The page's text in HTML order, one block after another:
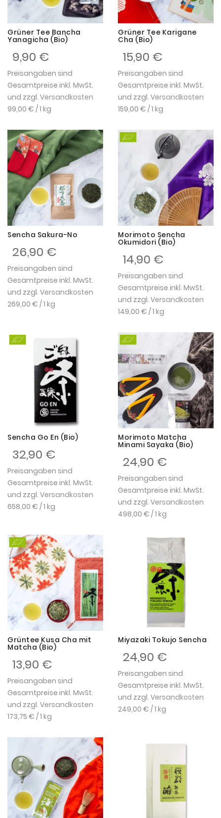
Grüner Tee Bancha
Yanagicha (Bio)
9,90 €
Preisangaben sind
Gesamtpreise inkl. MwSt.
und zzgl. Versandkosten
99,00 € / 1 kg
Grüner Tee Karigane
Cha (Bio)
15,90 €
Preisangaben sind
Gesamtpreise inkl. MwSt.
und zzgl. Versandkosten
159,00 € / 1 kg
Sencha Sakura-No
26,90 €
Preisangaben sind
Gesamtpreise inkl. MwSt.
und zzgl. Versandkosten
269,00 € / 1 kg
Morimoto Sencha
Okumidori (Bio)
14,90 €
Preisangaben sind
Gesamtpreise inkl. MwSt.
und zzgl. Versandkosten
149,00 € / 1 kg
Sencha Go En (Bio)
32,90 €
Preisangaben sind
Gesamtpreise inkl. MwSt.
und zzgl. Versandkosten
658,00 € / 1 kg
Morimoto Matcha
Minami Sayaka (Bio)
24,90 €
Preisangaben sind
Gesamtpreise inkl. MwSt.
und zzgl. Versandkosten
498,00 € / 1 kg
Grüntee Kusa Cha mit
Matcha (Bio)
13,90 €
Preisangaben sind
Gesamtpreise inkl. MwSt.
und zzgl. Versandkosten
173,75 € / 1 kg
Miyazaki Tokujo Sencha
24,90 €
Preisangaben sind
Gesamtpreise inkl. MwSt.
und zzgl. Versandkosten
249,00 € / 1 kg